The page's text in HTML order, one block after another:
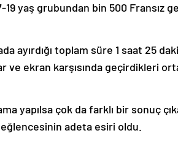
yaş grubundan bin 500 Fransız
ayırdığı toplam süre 1 saat 25
ve ekran karşısında geçirdikleri
yapılsa çok da farklı bir sonuç
adeta esiri oldu.